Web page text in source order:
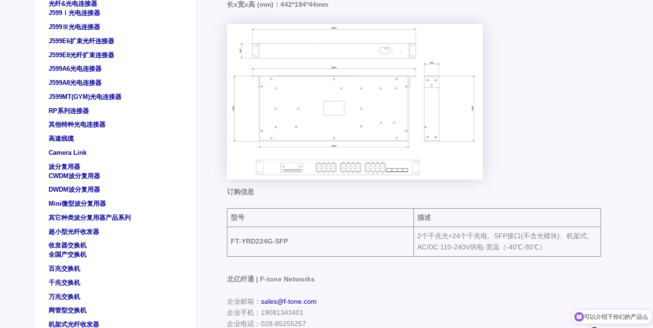
光纤&光电连接器
J599Ⅰ光电连接器
J599Ⅲ光电连接器
J599E6扩束光纤连接器
J599E8光纤扩束连接器
J599A6光电连接器
J599A8光电连接器
J599MT(GYM)光电连接器
RP系列连接器
其他特种光电连接器
高速线缆
Camera Link
波分复用器
CWDM波分复用器
DWDM波分复用器
Mini微型波分复用器
其它种类波分复用器产品系列
超小型光纤收发器
收发器交换机
全国产交换机
百兆交换机
千兆交换机
万兆交换机
网管型交换机
机架式光纤收发器
长x宽x高 (mm)：442*194*44mm
订购信息
型号 描述
FT-YRD224G-SFP
2个千兆光+24个千兆电、SFP接口(不含光模块)、机架式、
AC/DC 110-240V供电-宽温（-40℃-80℃）
北亿纤通 | F-tone Networks
企业邮箱： sales@f-tone.com
企业手机：19081343401
企业电话：028-85255257
可以介绍下你们的产品么